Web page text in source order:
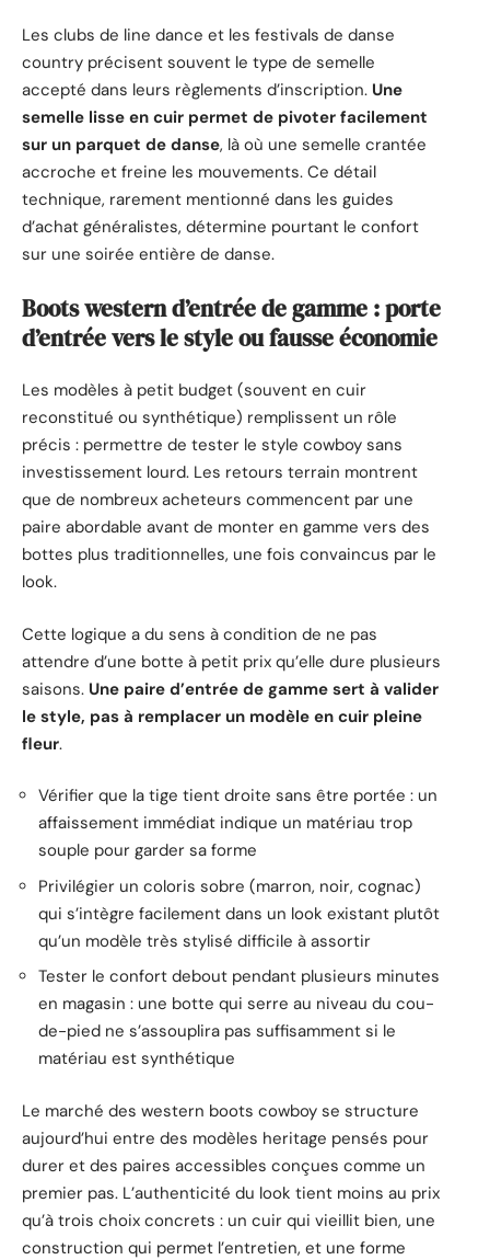
Les clubs de line dance et les festivals de danse
country précisent souvent le type de semelle
accepté dans leurs règlements d’inscription. Une
semelle lisse en cuir permet de pivoter facilement
sur un parquet de danse, là où une semelle crantée
accroche et freine les mouvements. Ce détail
technique, rarement mentionné dans les guides
d’achat généralistes, détermine pourtant le confort
sur une soirée entière de danse.
Boots western d’entrée de gamme : porte
d’entrée vers le style ou fausse économie
Les modèles à petit budget (souvent en cuir
reconstitué ou synthétique) remplissent un rôle
précis : permettre de tester le style cowboy sans
investissement lourd. Les retours terrain montrent
que de nombreux acheteurs commencent par une
paire abordable avant de monter en gamme vers des
bottes plus traditionnelles, une fois convaincus par le
look.
Cette logique a du sens à condition de ne pas
attendre d’une botte à petit prix qu’elle dure plusieurs
saisons. Une paire d’entrée de gamme sert à valider
le style, pas à remplacer un modèle en cuir pleine
fleur.
Vérifier que la tige tient droite sans être portée : un
affaissement immédiat indique un matériau trop
souple pour garder sa forme
Privilégier un coloris sobre (marron, noir, cognac)
qui s’intègre facilement dans un look existant plutôt
qu’un modèle très stylisé difficile à assortir
Tester le confort debout pendant plusieurs minutes
en magasin : une botte qui serre au niveau du cou-
de-pied ne s’assouplira pas suffisamment si le
matériau est synthétique
Le marché des western boots cowboy se structure
aujourd’hui entre des modèles heritage pensés pour
durer et des paires accessibles conçues comme un
premier pas. L’authenticité du look tient moins au prix
qu’à trois choix concrets : un cuir qui vieillit bien, une
construction qui permet l’entretien, et une forme